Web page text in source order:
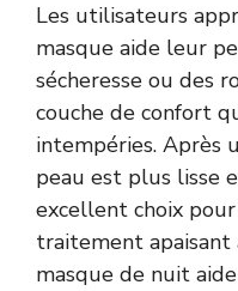
Les utilisateurs
masque aide leur
sécheresse ou des
couche de confort
intempéries. Après
peau est plus lisse
excellent choix
traitement apaisant
masque de nuit